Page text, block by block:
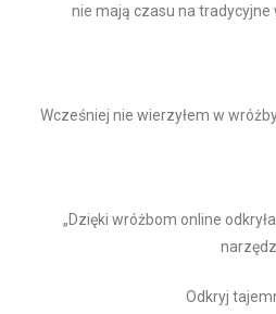
nie mają czasu na tradycyjne
Wcześniej nie wierzyłem w
„Dzięki wróżbom online
Odkryj